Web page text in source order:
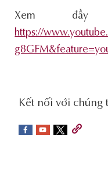
Xem
https://
social-
sidebar
Kết nối với chúng